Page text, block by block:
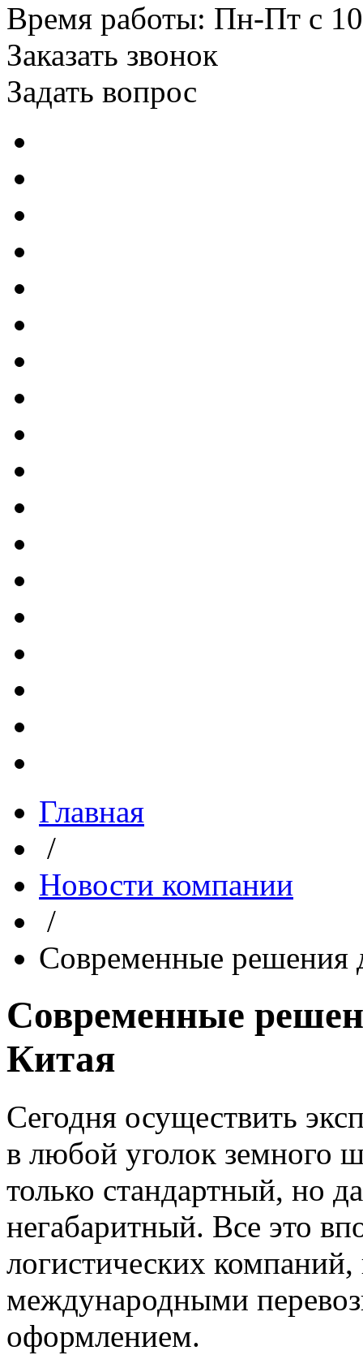
Время работы: Пн-Пт с
Заказать звонок
Задать вопрос
Главная
/
Новости компании
/
Современные решения
Современные
Китая
Сегодня осуществить
в любой уголок земного
только стандартный, но
негабаритный. Все это
логистических
международными
оформлением.